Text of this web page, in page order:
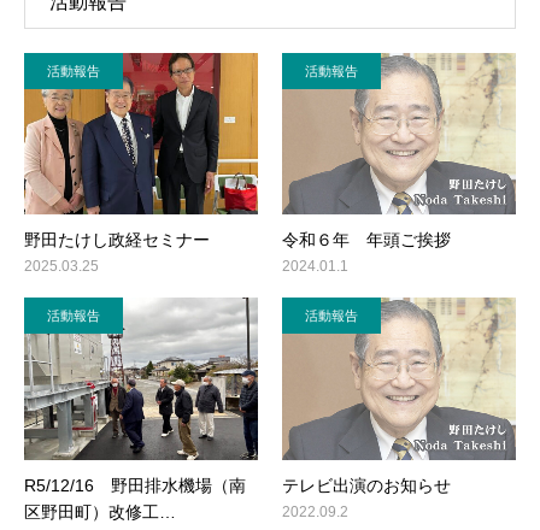
活動報告
野田たけし政経セミナー
2025.03.25
活動報告
令和６年 年頭ご挨拶
2024.01.1
活動報告
R5/12/16 野田排水機場（南
区野田町）改修工…
活動報告
テレビ出演のお知らせ
2022.09.2